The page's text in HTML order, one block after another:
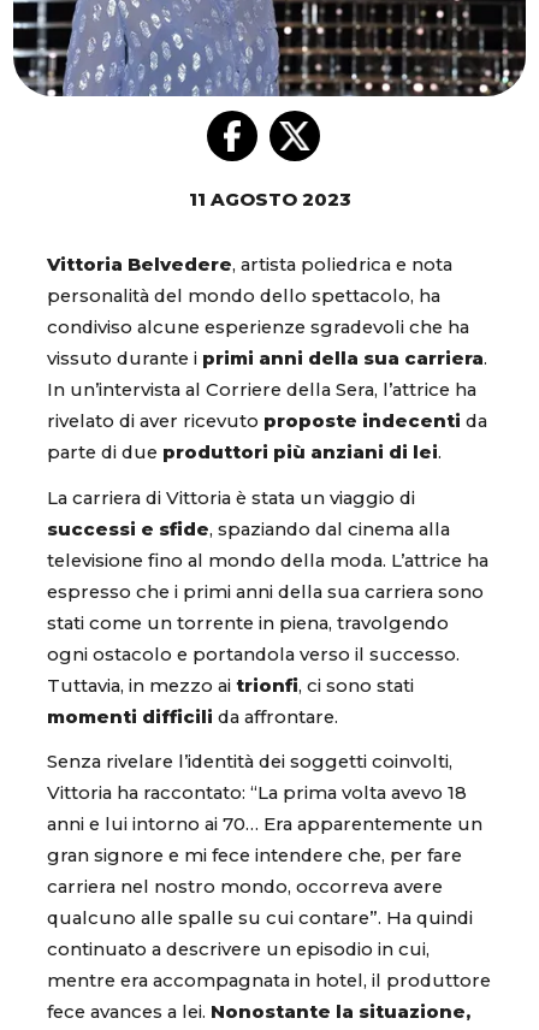
11 AGOSTO 2023
Vittoria Belvedere, artista poliedrica e nota
personalità del mondo dello spettacolo, ha
condiviso alcune esperienze sgradevoli che ha
vissuto durante i primi anni della sua carriera.
In un’intervista al Corriere della Sera, l’attrice ha
rivelato di aver ricevuto proposte indecenti da
parte di due produttori più anziani di lei.
La carriera di Vittoria è stata un viaggio di
successi e sfide, spaziando dal cinema alla
televisione fino al mondo della moda. L’attrice ha
espresso che i primi anni della sua carriera sono
stati come un torrente in piena, travolgendo
ogni ostacolo e portandola verso il successo.
Tuttavia, in mezzo ai trionfi, ci sono stati
momenti difficili da affrontare.
Senza rivelare l’identità dei soggetti coinvolti,
Vittoria ha raccontato: “La prima volta avevo 18
anni e lui intorno ai 70… Era apparentemente un
gran signore e mi fece intendere che, per fare
carriera nel nostro mondo, occorreva avere
qualcuno alle spalle su cui contare”. Ha quindi
continuato a descrivere un episodio in cui,
mentre era accompagnata in hotel, il produttore
fece avances a lei. Nonostante la situazione,